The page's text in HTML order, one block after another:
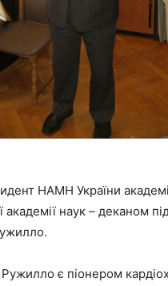
НАМН України
наук – деканом
є піонером